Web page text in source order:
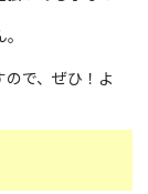
で、ぜひ！よ